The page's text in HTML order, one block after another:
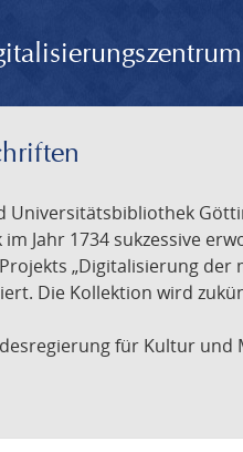
Universitätsbibliothek
Jahr 1734 sukzessive
„Digitalisierung
Die Kollektion wird
für Kultur